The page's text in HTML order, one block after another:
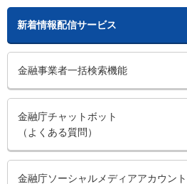
新着情報配信サービス
金融事業者一括検索機能
金融庁チャットボット
（よくある質問）
金融庁ソーシャルメディアアカウント